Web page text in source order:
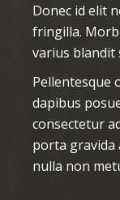
Donec id elit
fringilla.
varius blandit
Pellentesque
dapibus
consectetur
porta gravida
nulla non